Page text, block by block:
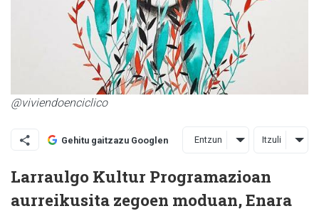
@viviendoenciclico
Gehitu gaitzazu Googlen Entzun Itzuli
Larraulgo Kultur Programazioan
aurreikusita zegoen moduan, Enara